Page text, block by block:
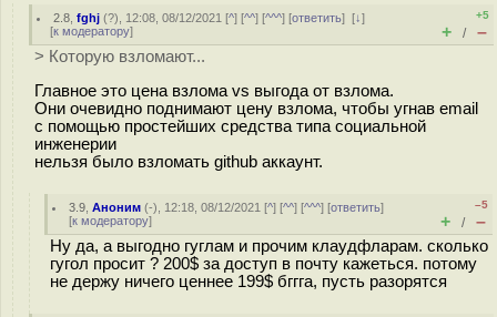
2.8 ,fghj (?), 12:08, 08/12/2021 [^] [^^] [^^^] [ответить][↓]
[к модератору]
+5
+ / –
> Которую взломают...
Главное это цена взлома vs выгода от взлома.
Они очевидно поднимают цену взлома, чтобы угнав email
с помощью простейших средства типа социальной
инженерии
нельзя было взломать github аккаунт.
3.9 ,Аноним (-), 12:18, 08/12/2021 [^] [^^] [^^^] [ответить]
[к модератору]
–5
+ / –
Ну да, а выгодно гуглам и прочим клаудфларам. сколько
гугол просит ? 200$ за доступ в почту кажеться. потому
не держу ничего ценнее 199$ бггга, пусть разорятся